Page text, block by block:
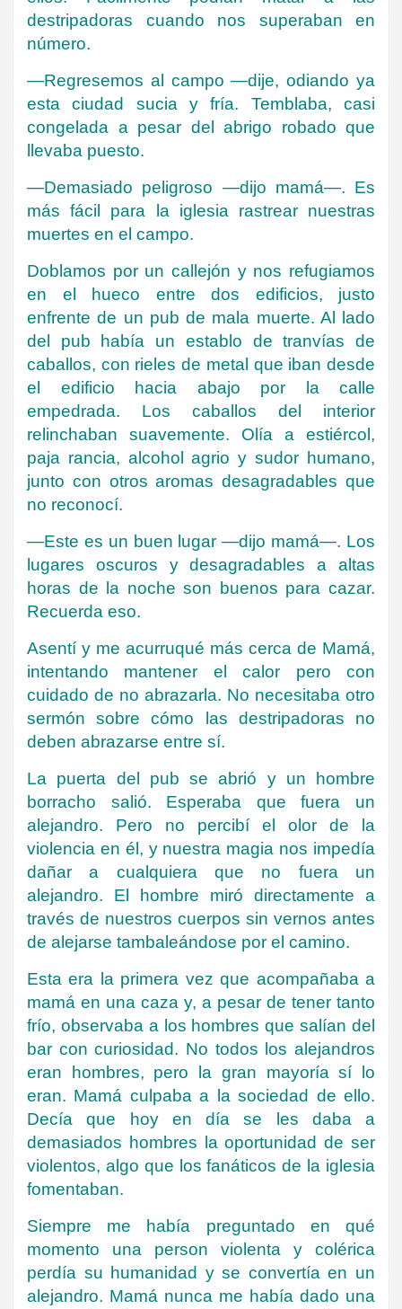
destripadoras cuando nos superaban en
número.
—Regresemos al campo —dije, odiando ya
esta ciudad sucia y fría. Temblaba, casi
congelada a pesar del abrigo robado que
llevaba puesto.
—Demasiado peligroso —dijo mamá—. Es
más fácil para la iglesia rastrear nuestras
muertes en el campo.
Doblamos por un callejón y nos refugiamos
en el hueco entre dos edificios, justo
enfrente de un pub de mala muerte. Al lado
del pub había un establo de tranvías de
caballos, con rieles de metal que iban desde
el edificio hacia abajo por la calle
empedrada. Los caballos del interior
relinchaban suavemente. Olía a estiércol,
paja rancia, alcohol agrio y sudor humano,
junto con otros aromas desagradables que
no reconocí.
—Este es un buen lugar —dijo mamá—. Los
lugares oscuros y desagradables a altas
horas de la noche son buenos para cazar.
Recuerda eso.
Asentí y me acurruqué más cerca de Mamá,
intentando mantener el calor pero con
cuidado de no abrazarla. No necesitaba otro
sermón sobre cómo las destripadoras no
deben abrazarse entre sí.
La puerta del pub se abrió y un hombre
borracho salió. Esperaba que fuera un
alejandro. Pero no percibí el olor de la
violencia en él, y nuestra magia nos impedía
dañar a cualquiera que no fuera un
alejandro. El hombre miró directamente a
través de nuestros cuerpos sin vernos antes
de alejarse tambaleándose por el camino.
Esta era la primera vez que acompañaba a
mamá en una caza y, a pesar de tener tanto
frío, observaba a los hombres que salían del
bar con curiosidad. No todos los alejandros
eran hombres, pero la gran mayoría sí lo
eran. Mamá culpaba a la sociedad de ello.
Decía que hoy en día se les daba a
demasiados hombres la oportunidad de ser
violentos, algo que los fanáticos de la iglesia
fomentaban.
Siempre me había preguntado en qué
momento una person violenta y colérica
perdía su humanidad y se convertía en un
alejandro. Mamá nunca me había dado una